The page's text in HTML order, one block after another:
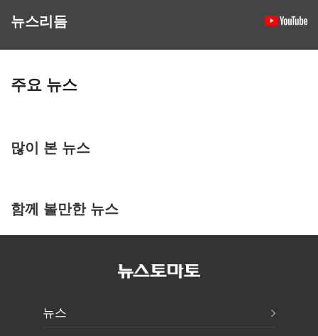
뉴스리듬
주요 뉴스
많이 본 뉴스
함께 볼만한 뉴스
뉴스